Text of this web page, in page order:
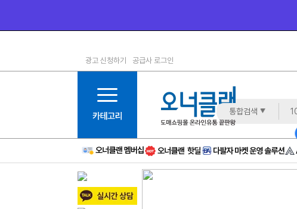
1등급
6등급
11등급
12등급
15등급
16등급
17등급
신규
광고 신청하기 공급사 로그인
통합검색